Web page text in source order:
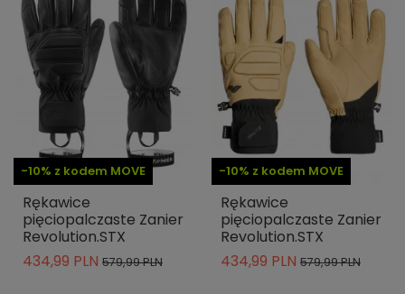
-10% z kodem MOVE
Rękawice
pięciopalczaste Zanier
Revolution.STX
434,99 PLN 579,99 PLN
-10% z kodem MOVE
Rękawice
pięciopalczaste Zanier
Revolution.STX
434,99 PLN 579,99 PLN